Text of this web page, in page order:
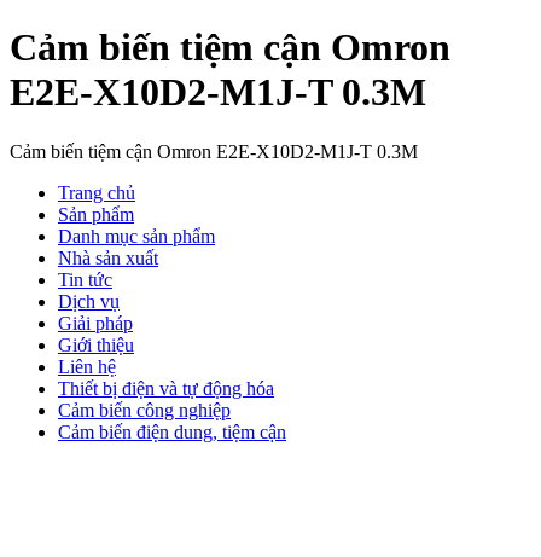
Cảm biến tiệm cận Omron
E2E-X10D2-M1J-T 0.3M
Cảm biến tiệm cận Omron E2E-X10D2-M1J-T 0.3M
Trang chủ
Sản phẩm
Danh mục sản phẩm
Nhà sản xuất
Tin tức
Dịch vụ
Giải pháp
Giới thiệu
Liên hệ
Thiết bị điện và tự động hóa
Cảm biến công nghiệp
Cảm biến điện dung, tiệm cận